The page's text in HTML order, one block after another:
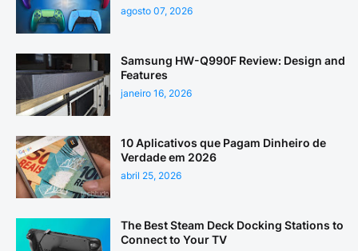
agosto 07, 2026
Samsung HW-Q990F Review: Design and
Features
janeiro 16, 2026
10 Aplicativos que Pagam Dinheiro de
Verdade em 2026
abril 25, 2026
The Best Steam Deck Docking Stations to
Connect to Your TV